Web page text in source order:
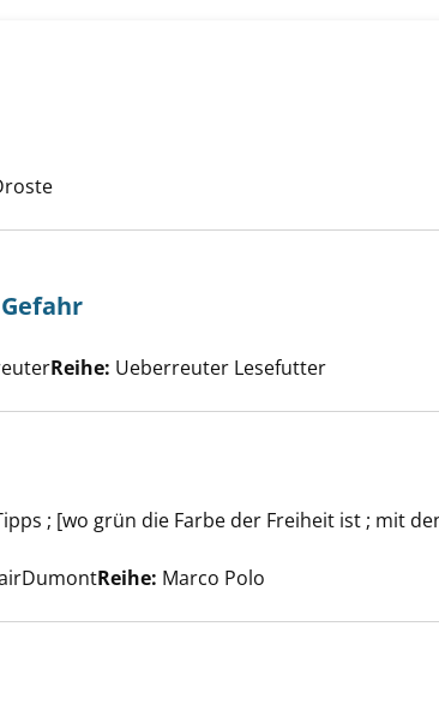
anzeigen
in Gefahr anzeigen
Reihe: Ueberreuter Lesefutter
; [wo grün die Farbe der Freiheit ist ; mit
Reihe: Marco Polo